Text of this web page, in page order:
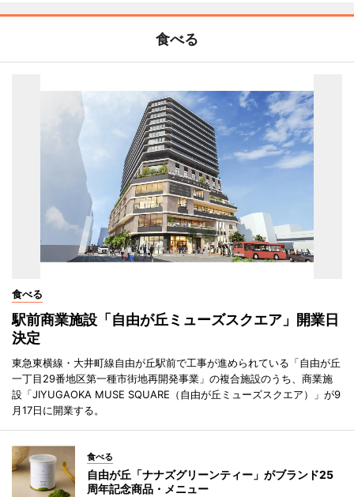
食べる
食べる
駅前商業施設「自由が丘ミューズスクエア」開業日
決定
東急東横線・大井町線自由が丘駅前で工事が進められている「自由が丘
一丁目29番地区第一種市街地再開発事業」の複合施設のうち、商業施
設「JIYUGAOKA MUSE SQUARE（自由が丘ミューズスクエア）」が9
月17日に開業する。
食べる
自由が丘「ナナズグリーンティー」がブランド25
周年記念商品・メニュー